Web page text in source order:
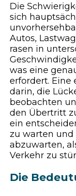
Die
sich
Autos,
rasen in
was eine
erfordert. Eine
darin, die
beobachten
den Übertritt
ein
zu warten und
abzuwarten,
Verkehr zu
Die